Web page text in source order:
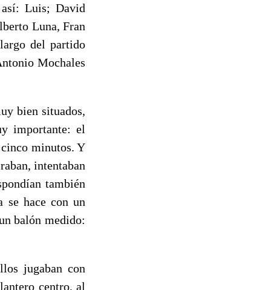
así: Luis; David
Luna, Fran
del partido
Mochales
bien situados,
importante: el
minutos. Y
intentaban
también
se hace con un
balón medido:
jugaban con
centro, al